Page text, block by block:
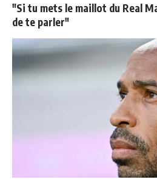
"Si tu mets le maillot du Real
de te parler"